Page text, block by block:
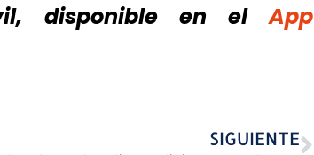
disponible
en el
App
SIGUIENTE